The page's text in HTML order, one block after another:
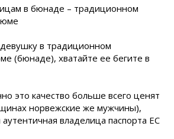
в бюнаде – традиционном
в традиционном
(бюнаде), хватайте ее бегите в
это качество больше всего ценят
норвежские же мужчины),
владелица паспорта ЕС